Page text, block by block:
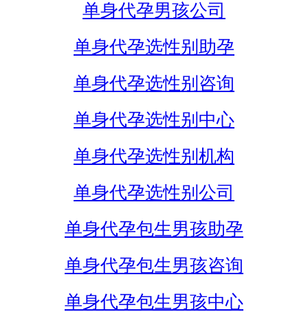
单身代孕男孩公司
单身代孕选性别助孕
单身代孕选性别咨询
单身代孕选性别中心
单身代孕选性别机构
单身代孕选性别公司
单身代孕包生男孩助孕
单身代孕包生男孩咨询
单身代孕包生男孩中心